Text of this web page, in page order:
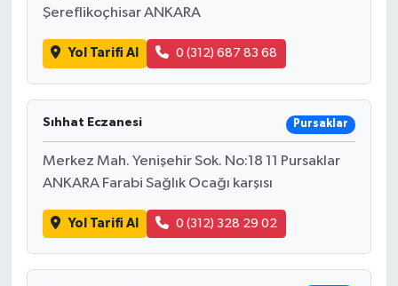
Şereflikoçhisar ANKARA
Yol Tarifi Al 0 (312) 687 83 68
Sıhhat Eczanesi Pursaklar
Merkez Mah. Yenişehir Sok. No:18 11 Pursaklar
ANKARA Farabi Sağlık Ocağı karşısı
Yol Tarifi Al 0 (312) 328 29 02